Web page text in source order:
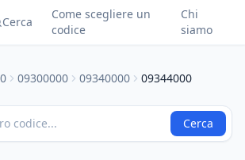
Cerca
Come scegliere un
codice
Chi
siamo
09300000 09340000 09344000
Cerca